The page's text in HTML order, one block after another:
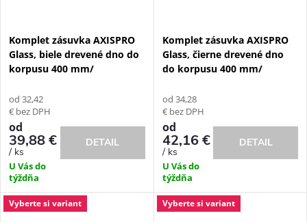
Komplet zásuvka AXISPRO
Glass, biele drevené dno do
korpusu 400 mm/
od 32,42
€ bez DPH
od
39,88 €
/ ks
U Vás do
týždňa
DETAIL
Komplet zásuvka AXISPRO
Glass, čierne drevené dno
do korpusu 400 mm/
od 34,28
€ bez DPH
od
42,16 €
/ ks
U Vás do
týždňa
DETAIL
Vyberte si variant Vyberte si variant